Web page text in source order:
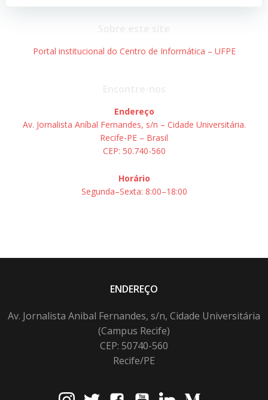
Portal institucional do Centro de Informática – UFPE
Endereço
Av. Jornalista Aníbal Fernandes, s/n – Cidade Universitária.
Recife-PE – Brasil
CEP: 50.740-560
Horário
Segunda–Sexta: 8:00–18:00
ENDEREÇO
Av. Jornalista Anibal Fernandes, s/n, Cidade Universitária
(Campus Recife)
CEP: 50740-560
Recife/PE